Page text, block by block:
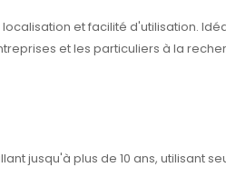
et facilité d'utilisation.
et les particuliers à la
jusqu'à plus de 10 ans, utilisant